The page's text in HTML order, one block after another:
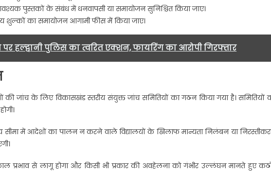
पुस्तकों के संबंध में धनवापसी या समायोजन सुनिश्चित किया जाए।
का समायोजन आगामी फीस में किया जाए।
हल्द्वानी पुलिस का त्वरित एक्शन, फायरिंग का आरोपी गिरफ्तार
की जांच के लिए विकासखंड स्तरीय संयुक्त जांच समितियों का गठन किया गया है। समितियों
सीमा में आदेशों का पालन न करने वाले विद्यालयों के खिलाफ मान्यता निलंबन या
प्रभाव से लागू होगा और किसी भी प्रकार की अवहेलना को गंभीर उल्लंघन मानते हुए